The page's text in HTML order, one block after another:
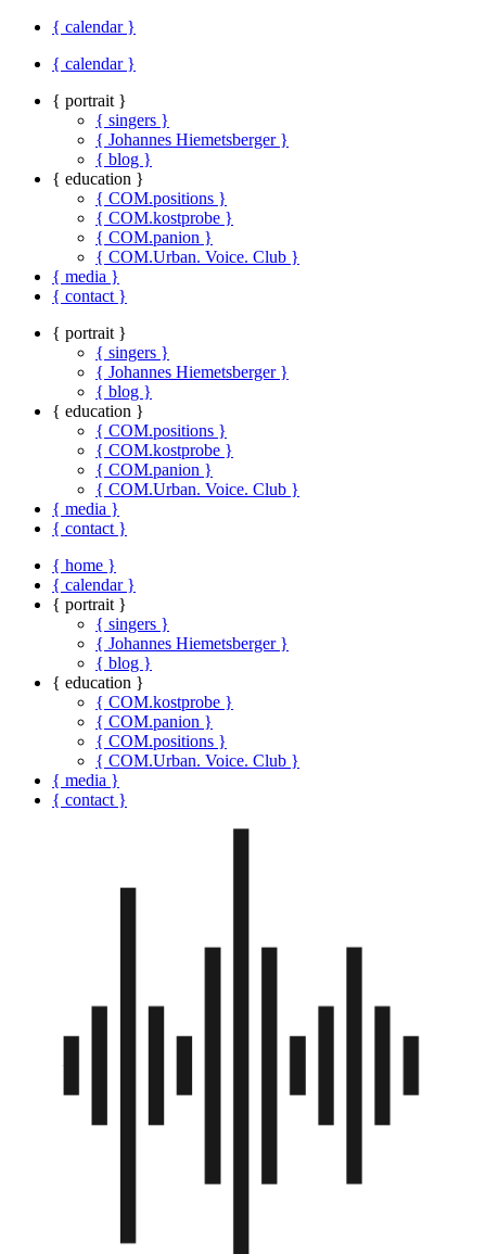
{ calendar }
{ calendar }
{ portrait }
{ singers }
{ Johannes Hiemetsberger }
{ blog }
{ education }
{ COM.positions }
{ COM.kostprobe }
{ COM.panion }
{ COM.Urban. Voice. Club }
{ media }
{ contact }
{ portrait }
{ singers }
{ Johannes Hiemetsberger }
{ blog }
{ education }
{ COM.positions }
{ COM.kostprobe }
{ COM.panion }
{ COM.Urban. Voice. Club }
{ media }
{ contact }
{ home }
{ calendar }
{ portrait }
{ singers }
{ Johannes Hiemetsberger }
{ blog }
{ education }
{ COM.kostprobe }
{ COM.panion }
{ COM.positions }
{ COM.Urban. Voice. Club }
{ media }
{ contact }